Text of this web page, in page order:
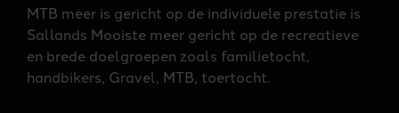
MTB meer is gericht op de individuele prestatie is
Sallands Mooiste meer gericht op de recreatieve
en brede doelgroepen zoals familietocht,
handbikers, Gravel, MTB, toertocht.